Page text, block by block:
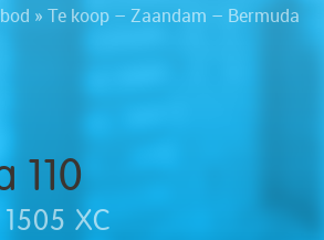
» Te koop – Zaandam – Bermuda
110
1505 XC